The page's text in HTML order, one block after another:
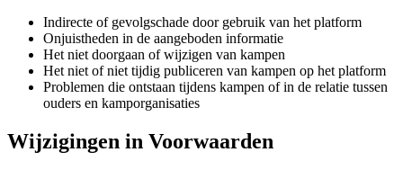
Indirecte of gevolgschade door gebruik van het platform
Onjuistheden in de aangeboden informatie
Het niet doorgaan of wijzigen van kampen
Het niet of niet tijdig publiceren van kampen op het platform
Problemen die ontstaan tijdens kampen of in de relatie tussen
ouders en kamporganisaties
Wijzigingen in Voorwaarden